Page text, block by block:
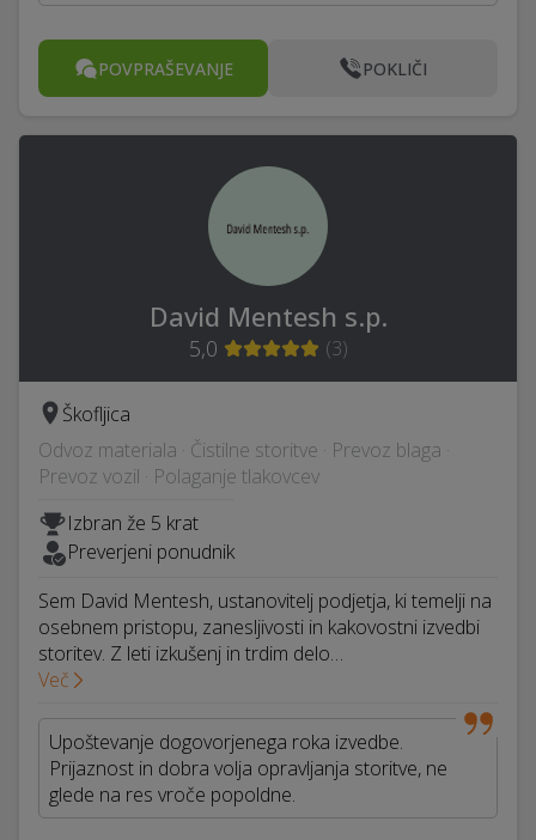
POVPRAŠEVANJE POKLIČI
David Mentesh s.p.
5,0 (3)
Škofljica
Odvoz materiala · Čistilne storitve · Prevoz blaga ·
Prevoz vozil · Polaganje tlakovcev
Izbran že 5 krat
Preverjeni ponudnik
Sem David Mentesh, ustanovitelj podjetja, ki temelji na
osebnem pristopu, zanesljivosti in kakovostni izvedbi
storitev. Z leti izkušenj in trdim delo…
Več
Upoštevanje dogovorjenega roka izvedbe.
Prijaznost in dobra volja opravljanja storitve, ne
glede na res vroče popoldne.